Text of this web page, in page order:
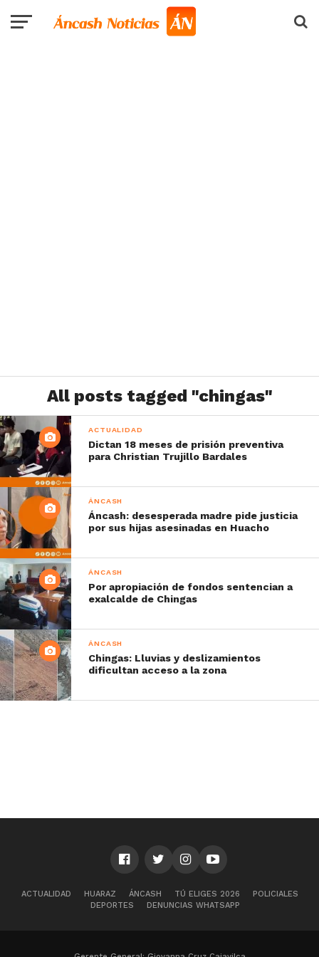
All posts tagged "chingas"
ACTUALIDAD
Dictan 18 meses de prisión preventiva
para Christian Trujillo Bardales
ÁNCASH
Áncash: desesperada madre pide justicia
por sus hijas asesinadas en Huacho
ÁNCASH
Por apropiación de fondos sentencian a
exalcalde de Chingas
ÁNCASH
Chingas: Lluvias y deslizamientos
dificultan acceso a la zona
ACTUALIDAD HUARAZ ÁNCASH TÚ ELIGES 2026
POLICIALES
DEPORTES
DENUNCIAS WHATSAPP